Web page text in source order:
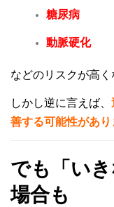
糖尿病
動脈硬化
などのリスクが高く
しかし逆に言えば、
善する可能性があり
でも「い
場合も